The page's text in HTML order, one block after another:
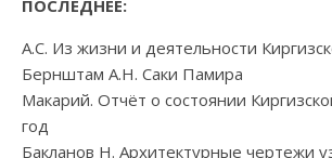
ПОСЛЕДНЕЕ:
А.С. Из жизни и деятельности
Бернштам А.Н. Саки Памира
Макарий. Отчёт о состоянии
год
Бакланов Н. Архитектурные чертежи